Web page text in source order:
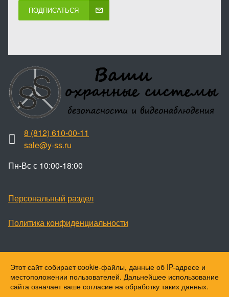
ПОДПИСАТЬСЯ
8 (812) 610-00-11
sale@y-ss.ru
Пн-Вс с 10:00-18:00
Персональный раздел
Политика конфиденциальности
Наверх
© Ваши охранные системы, 2026
Этот сайт собирает cookie-файлы, данные об IP-адресе и
местоположении пользователей. Дальнейшее использование
сайта означает ваше согласие на обработку таких данных.